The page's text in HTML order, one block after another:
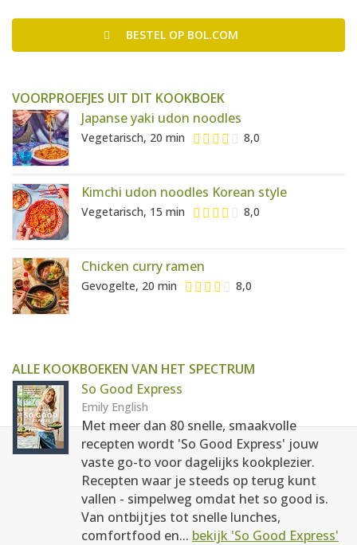
BESTEL OP BOL.COM
VOORPROEFJES UIT DIT KOOKBOEK
Japanse yaki udon noodles
Vegetarisch, 20 min 8,0
Kimchi udon noodles Korean style
Vegetarisch, 15 min 8,0
Chicken curry ramen
Gevogelte, 20 min 8,0
ALLE KOOKBOEKEN VAN HET SPECTRUM
So Good Express
Emily English
Met meer dan 80 snelle, smaakvolle
recepten wordt 'So Good Express' jouw
vaste go-to voor dagelijks kookplezier.
Recepten waar je steeds op terug kunt
vallen - simpelweg omdat het so good is.
Van ontbijtjes tot snelle lunches,
comfortfood en... bekijk 'So Good Express'